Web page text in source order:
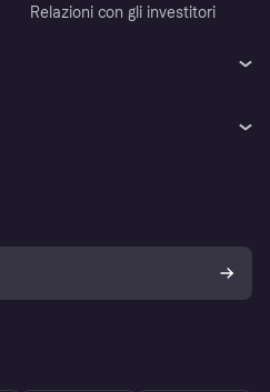
Relazioni con gli investitori